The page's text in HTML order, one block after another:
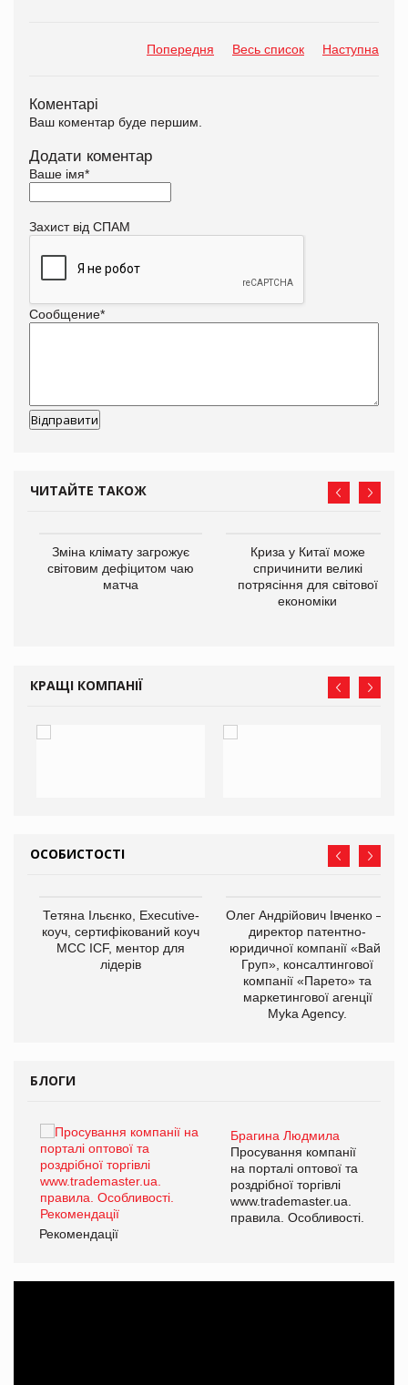
Попередня Весь список Наступна
Коментарі
Ваш коментар буде першим.
Додати коментар
Ваше імя*
Захист від СПАМ
Сообщение*
ЧИТАЙТЕ ТАКОЖ
Зміна клімату загрожує
світовим дефіцитом чаю
матча
Криза у Китаї може
спричинити великі
потрясіння для світової
економіки
КРАЩІ КОМПАНІЇ
ОСОБИСТОСТІ
Тетяна Ільєнко, Executive-
коуч, сертифікований коуч
МСС ICF, ментор для
лідерів
Олег Андрійович Івченко —
директор патентно-
юридичної компанії «Вайз
Груп», консалтингової
компанії «Парето» та
маркетингової агенції
Myka Agency.
БЛОГИ
Брагина Людмила
Просування компанії
на порталі оптової та
роздрібної торгівлі
www.trademaster.ua.
правила. Особливості.
Рекомендації